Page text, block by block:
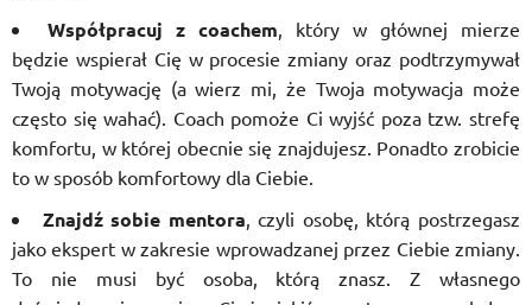
Współpracuj z coachem, który w głównej mierze
będzie wspierał Cię w procesie zmiany oraz podtrzymywał
Twoją motywację (a wierz mi, że Twoja motywacja może
często się wahać). Coach pomoże Ci wyjść poza tzw. strefę
komfortu, w której obecnie się znajdujesz. Ponadto zrobicie
to w sposób komfortowy dla Ciebie.
Znajdź sobie mentora, czyli osobę, którą postrzegasz
jako ekspert w zakresie wprowadzanej przez Ciebie zmiany.
To nie musi być osoba, którą znasz. Z własnego